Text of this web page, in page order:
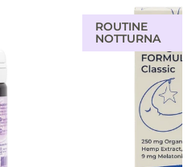
ROUTINE
NOTTURNA